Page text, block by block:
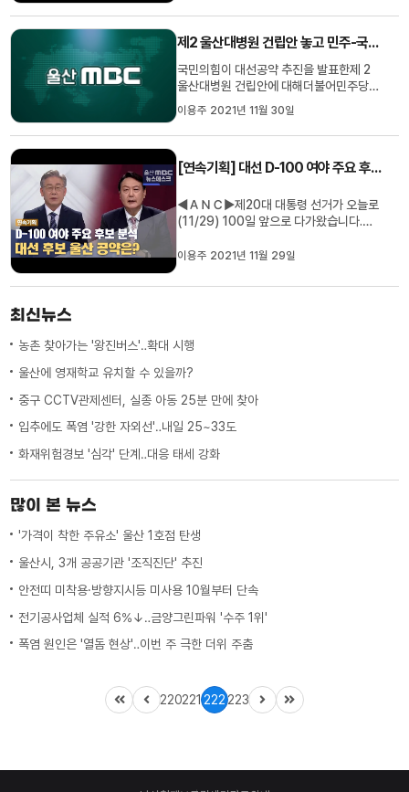
기자가 정리해 봤습니다.◀ＶＣＲ▶◀Ｅ
ＮＤ▶=================현안 1
: 제2 울산대병원
================="1천 병상 규
모...
제2 울산대병원 건립안 놓고 민주-국힘 입장 차이
국민의힘이 대선공약 추진을 발표한제 2
울산대병원 건립안에 대해더불어민주당이
의대 지역환원이 먼저라며 반발하고 나섰
습니다.더불어민주당 울산시당은 울산대
의대가정원을 늘리기 위해 병원 건립을 명
가 의대생을 지역으로환원하는 게 우선이
이용주 2021년 11월 30일
[연속기획] 대선 D-100 여야 주요 후보 분석..울산 공약은?
◀ＡＮＣ▶제20대 대통령 선거가 오늘로
(11/29) 100일 앞으로 다가왔습니다.울
기획 뉴스를 연속 보도합니다. 오늘은 그 첫
을 비교했습니다. 이용주 기자◀ＶＣＲ
이용주 2021년 11월 29일
최신뉴스
농촌 찾아가는 '왕진버스'‥확대 시행
울산에 영재학교 유치할 수 있을까?
중구 CCTV관제센터, 실종 아동 25분 만에 찾아
입추에도 폭염 '강한 자외선'‥내일 25~33도
화재위험경보 '심각' 단계‥대응 태세 강화
많이 본 뉴스
'가격이 착한 주유소' 울산 1호점 탄생
울산시, 3개 공공기관 '조직진단' 추진
안전띠 미착용·방향지시등 미사용 10월부터 단속
전기공사업체 실적 6%↓‥금양그린파워 '수주 1위'
폭염 원인은 '열돔 현상'‥이번 주 극한 더위 주춤
220221 222 223